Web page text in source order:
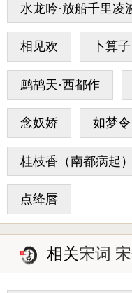
水龙吟·放船千里凌
相见欢 卜算
鹧鸪天·西都作
念奴娇 如梦令
桂枝香（南都病起）
点绛唇
相关宋词